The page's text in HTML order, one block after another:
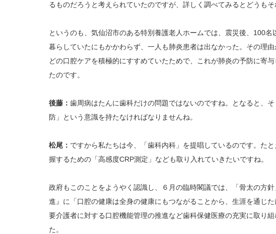
るものだろうと考えられていたのですが、詳しく調べてみるとどうもそ
というのも、気仙沼市のある特別養護老人ホームでは、震災後、100名
暮らしていたにもかかわらず、一人も肺炎患者は出なかった。その理
どの口腔ケアを積極的にすすめていたためで、これが肺炎の予防に寄
たのです。
後藤： 歯周病はたんに歯科だけの問題ではないのですね。となると、
防」という意識を持たなければなりませんね。
松尾： ですから私たちは今、「歯科内科」を提唱しているのです。た
握するための「高感度CRP測定」なども取り入れていきたいですね。
政府もこのことをようやく認識し、６月の臨時閣議では、「骨太の方
進』に「口腔の健康は全身の健康にもつながることから、生涯を通じ
要介護者に対する口腔機能管理の推進など歯科保健医療の充実に取り
た。